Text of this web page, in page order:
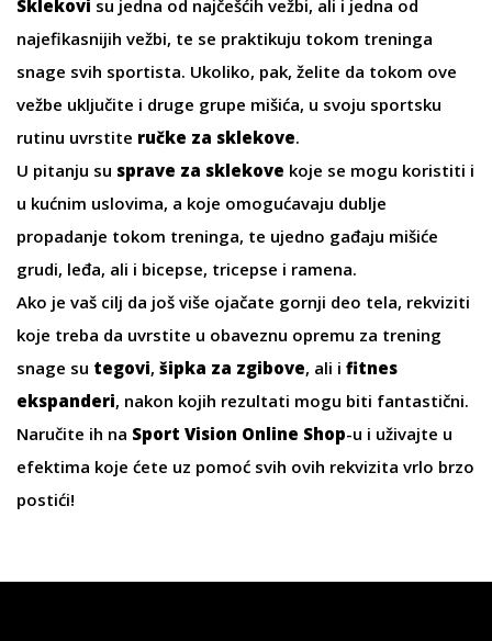
Sklekovi su jedna od najčešćih vežbi, ali i jedna od
najefikasnijih vežbi, te se praktikuju tokom treninga
snage svih sportista. Ukoliko, pak, želite da tokom ove
vežbe uključite i druge grupe mišića, u svoju sportsku
rutinu uvrstite ručke za sklekove.
U pitanju su sprave za sklekove koje se mogu koristiti i
u kućnim uslovima, a koje omogućavaju dublje
propadanje tokom treninga, te ujedno gađaju mišiće
grudi, leđa, ali i bicepse, tricepse i ramena.
Ako je vaš cilj da još više ojačate gornji deo tela, rekviziti
koje treba da uvrstite u obaveznu opremu za trening
snage su tegovi, šipka za zgibove, ali i fitnes
ekspanderi, nakon kojih rezultati mogu biti fantastični.
Naručite ih na Sport Vision Online Shop-u i uživajte u
efektima koje ćete uz pomoć svih ovih rekvizita vrlo brzo
postići!